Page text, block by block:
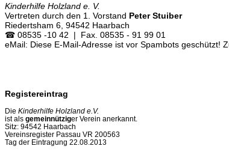
Kinderhilfe Holzland e. V.
Vertreten durch den 1. Vorstand Peter Stuiber
Riedertsham 6, 94542 Haarbach
☎ 08535 -10 42 | Fax. 08535 - 91 99 01
eMail: Diese E-Mail-Adresse ist vor Spambots geschützt!
Registereintrag
Die Kinderhilfe Holzland e.V.
ist als gemeinnütziger Verein anerkannt.
Sitz: 94542 Haarbach
Vereinsregister Passau VR 200563
Tag der Eintragung 22.08.2013